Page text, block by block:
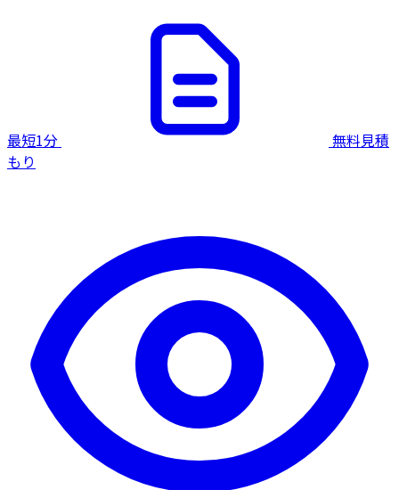
最短1分
無料見積
もり